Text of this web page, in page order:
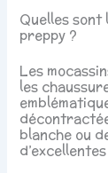
Quelles sont
preppy ?
Les
les
blanche ou